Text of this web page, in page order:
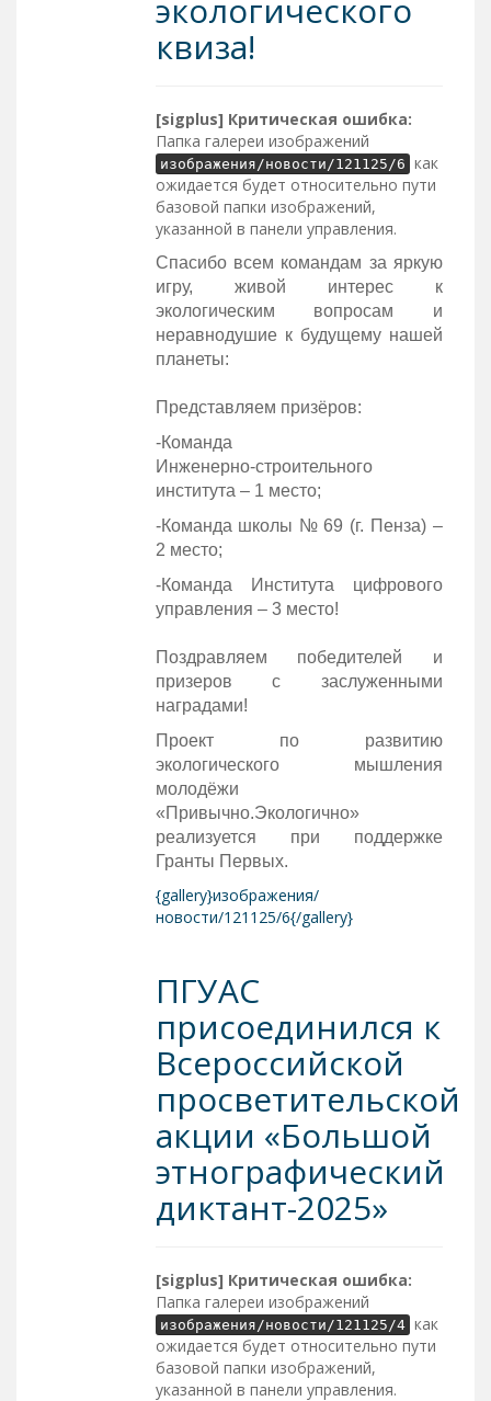
экологического
квиза!
[sigplus] Критическая ошибка:
Папка галереи изображений
изображения/новости/121125/6 как
ожидается будет относительно пути
базовой папки изображений,
указанной в панели управления.
Спасибо всем командам за яркую
игру, живой интерес к
экологическим вопросам и
неравнодушие к будущему нашей
планеты:
Представляем призёров:
-Команда
Инженерно‑строительного
института – 1 место;
-Команда школы № 69 (г. Пенза) –
2 место;
-Команда Института цифрового
управления – 3 место!
Поздравляем победителей и
призеров с заслуженными
наградами!
Проект по развитию
экологического мышления
молодёжи
«Привычно.Экологично»
реализуется при поддержке
Гранты Первых.
{gallery}изображения/
новости/121125/6{/gallery}
ПГУАС
присоединился к
Всероссийской
просветительской
акции «Большой
этнографический
диктант-2025»
[sigplus] Критическая ошибка:
Папка галереи изображений
изображения/новости/121125/4 как
ожидается будет относительно пути
базовой папки изображений,
указанной в панели управления.